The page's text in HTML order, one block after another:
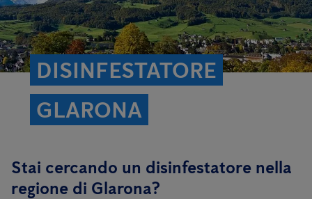
DISINFESTATORE
GLARONA
Stai cercando un disinfestatore nella
regione di Glarona?